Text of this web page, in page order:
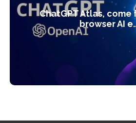
ChatGPT Atlas, come
browser AI